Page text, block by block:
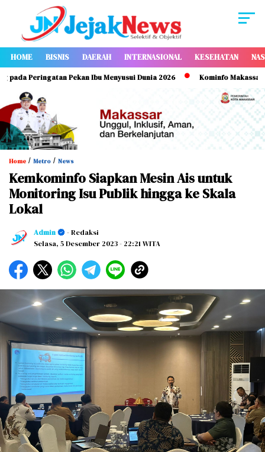
HOME BISNIS DAERAH INTERNASIONAL KESEHATAN
Peringatan Pekan Ibu Menyusui Dunia 2026 Kominfo Makassar
Home / Metro / News
Kemkominfo Siapkan Mesin Ais untuk
Monitoring Isu Publik hingga ke Skala
Lokal
Admin
- Redaksi
Selasa, 5 Desember 2023- 22:21 WITA